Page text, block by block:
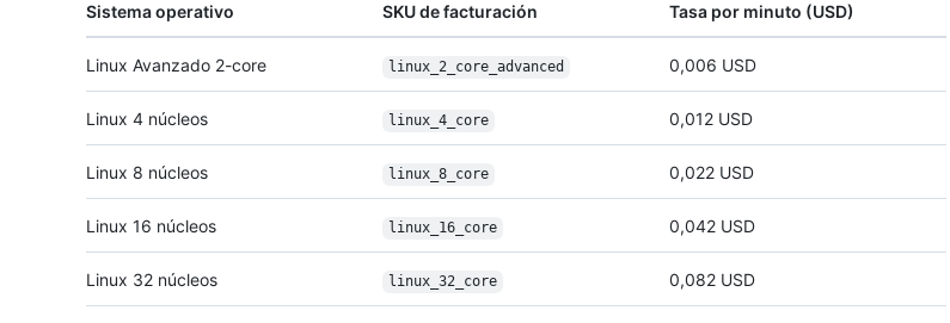
Sistema operativo SKU de facturación Tasa por minuto (USD)
Linux Avanzado 2-core linux_2_core_ advanced 0,006 USD
Linux 4 núcleos linux_4_core 0,012 USD
Linux 8 núcleos linux_8_core 0,022 USD
Linux 16 núcleos linux_16_core 0,042 USD
Linux 32 núcleos linux_32_core 0,082 USD